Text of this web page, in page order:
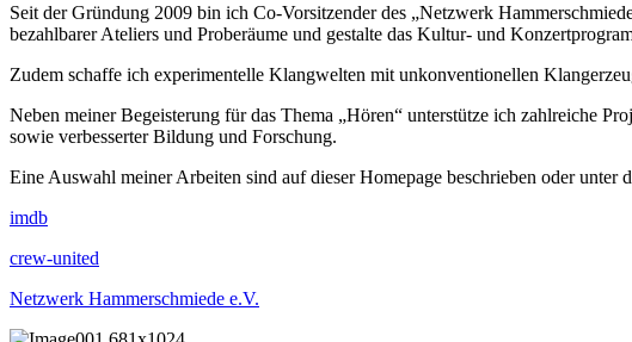
Seit der Gründung 2009 bin ich Co-Vorsitzender des „Netzwerk
bezahlbarer Ateliers und Proberäume und gestalte das Kultur- und
Zudem schaffe ich experimentelle Klangwelten mit unkonventionellen
Neben meiner Begeisterung für das Thema „Hören“ unterstütze ich zahlreiche
sowie verbesserter Bildung und Forschung.
Eine Auswahl meiner Arbeiten sind auf dieser Homepage beschrieben oder unter
imdb
crew-united
Netzwerk Hammerschmiede e.V.